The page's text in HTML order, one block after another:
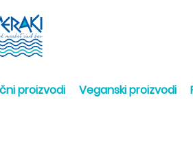
proizvodi Veganski proizvodi